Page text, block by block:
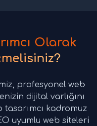
Olarak
profesyonel web
dijital varlığını
kadromuz
uyumlu web siteleri